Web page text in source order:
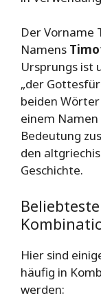
Der Vorname
Namens
Ursprungs ist
„der
beiden Wörter
einem
Bedeutung
den
Geschichte.
Hier sind
häufig in
werden: